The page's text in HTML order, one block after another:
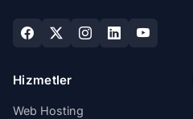
Hizmetler
Web Hosting